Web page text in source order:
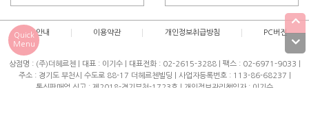
Quick
Menu
이용안내 이용약관 개인정보취급방침 PC버전
상점명 : (주)더헤르첸 대표 : 이기수 대표전화 : 02-2615-3288 팩스 : 02-6971-9033
주소 : 경기도 부천시 수도로 88-17 더헤르첸빌딩
사업자등록번호 : 113-86-68237
통신판매업 신고 : 제2018-경기부천-1723호 | 개인정보관리책임자 : 이기수